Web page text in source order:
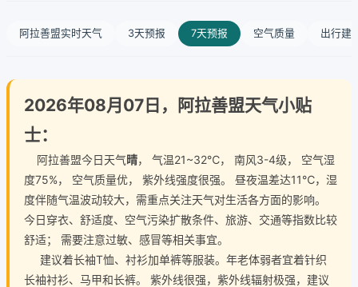
阿拉善盟实时天气 3天预报 7天预报 空气质量 出行建
2026年08月07日，阿拉善盟天气小贴
士：
阿拉善盟今日天气晴， 气温21~32℃， 南风3-4级， 空气湿
度75%， 空气质量优， 紫外线强度很强。 昼夜温差达11℃，湿
度伴随气温波动较大，需重点关注天气对生活各方面的影响。
今日穿衣、舒适度、空气污染扩散条件、旅游、交通等指数比较
舒适； 需要注意过敏、感冒等相关事宜。
建议着长袖T恤、衬衫加单裤等服装。年老体弱者宜着针织
长袖衬衫、马甲和长裤。 紫外线很强，紫外线辐射极强，建议